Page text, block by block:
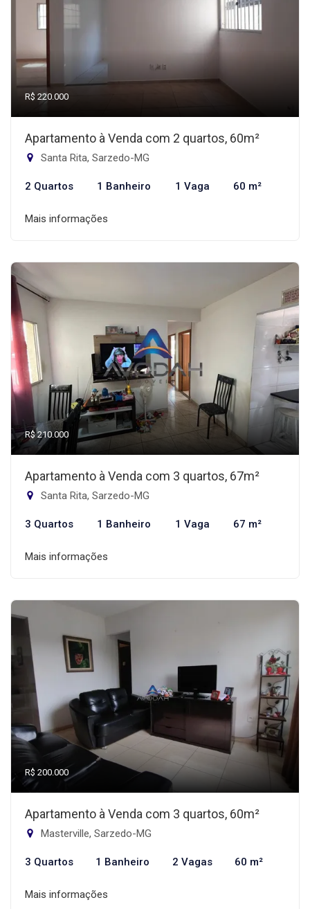
R$ 220.000
Apartamento à Venda com 2 quartos, 60m²
Santa Rita, Sarzedo-MG
2 Quartos 1 Banheiro 1 Vaga 60 m²
Mais informações
R$ 210.000
Apartamento à Venda com 3 quartos, 67m²
Santa Rita, Sarzedo-MG
3 Quartos 1 Banheiro 1 Vaga 67 m²
Mais informações
R$ 200.000
Apartamento à Venda com 3 quartos, 60m²
Masterville, Sarzedo-MG
3 Quartos 1 Banheiro 2 Vagas 60 m²
Mais informações